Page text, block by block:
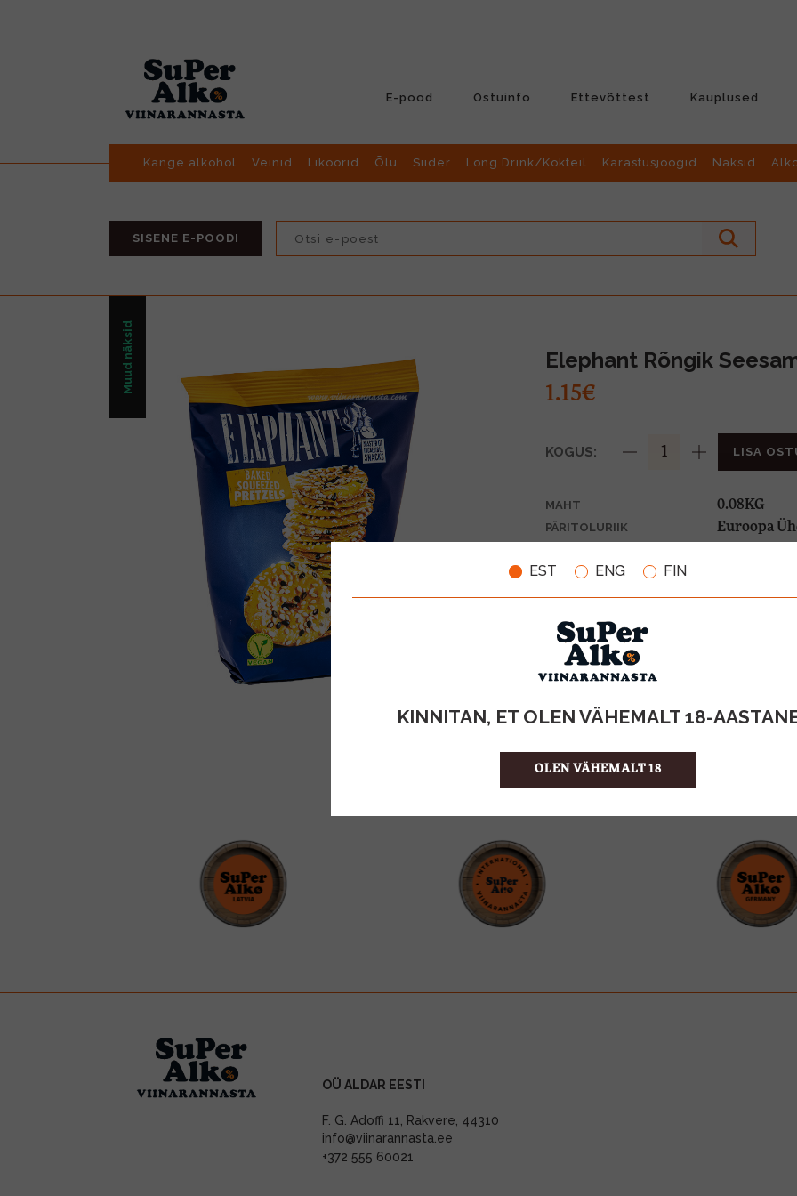
EST ENG FIN
KINNITAN, ET OLEN VÄHEMALT 18-
OLEN VÄHEMALT 18
E-pood Ostuinfo Ettevõttest Kauplused
Kange alkohol Veinid Liköörid Õlu Siider Long Drink/Kokteil Karastusjoogid Näksid
SISENE E-POODI
Muud näksid Elephant Rõngik
1.15€
KOGUS: LISA
MAHT 0.08KG
PÄRITOLURIIK Euroopa
KOOD
KOGUS KASTIS
OÜ ALDAR EESTI
F. G. Adoffi 11, Rakvere, 44310
info@viinarannasta.ee
+372 555 60021